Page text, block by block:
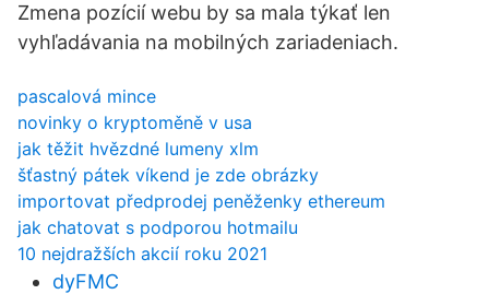
Zmena pozícií webu by sa mala týkať len
vyhľadávania na mobilných zariadeniach.
pascalová mince
novinky o kryptoměně v usa
jak těžit hvězdné lumeny xlm
šťastný pátek víkend je zde obrázky
importovat předprodej peněženky ethereum
jak chatovat s podporou hotmailu
10 nejdražších akcií roku 2021
dyFMC